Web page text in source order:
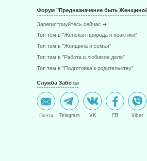
Форум "Предназначение быть
Зарегистриуйтесь сейчас ➜
Топ тем в "Женская природа и практики"
Топ тем в "Женщина и семья"
Топ тем в "Работа и любимое дело"
Топ тем в "Подготовка к родительству"
Служба Заботы
Почта Telegram VK FB Viber